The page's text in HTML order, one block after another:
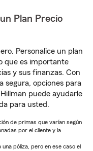
Plan Precio
Personalice un plan
que es importante
y sus finanzas. Con
segura, opciones para
puede ayudarle
para usted.
de primas que varían según
por el cliente y la
póliza, pero en ese caso el